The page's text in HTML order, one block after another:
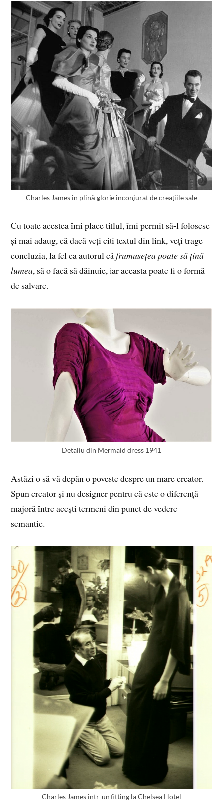
Charles James în plină glorie înconjurat de creațiile sale
Cu toate acestea îmi place titlul, îmi permit să-l folosesc
și mai adaug, că dacă veți citi textul din link, veți trage
concluzia, la fel ca autorul căfrumusețea poate să țină
lumea, să o facă să dăinuie, iar aceasta poate fi o formă
de salvare.
Detaliu din Mermaid dress 1941
Astăzi o să vă depăn o poveste despre un mare creator.
Spun creator și nu designer pentru că este o diferență
majoră între acești termeni din punct de vedere
semantic.
Charles James într-un fitting la Chelsea Hotel